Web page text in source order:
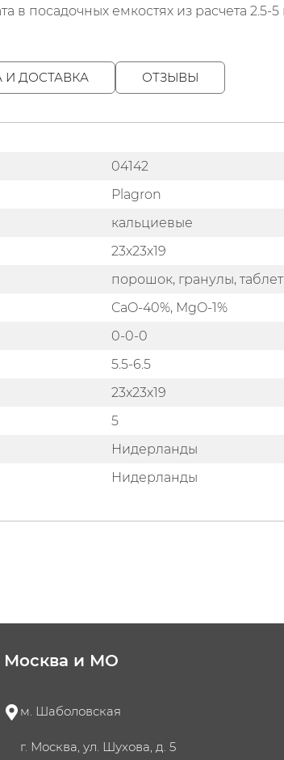
посадочных емкостях из расчета 2.5-5
И ДОСТАВКА ОТЗЫВЫ
04142
Plagron
кальциевые
23х23х19
порошок, гранулы,
CaO-40%, MgO-1%
0-0-0
5.5-6.5
23x23x19
5
Нидерланды
Нидерланды
Москва и МО
м. Шаболовская
г. Москва, ул. Шухова, д. 5